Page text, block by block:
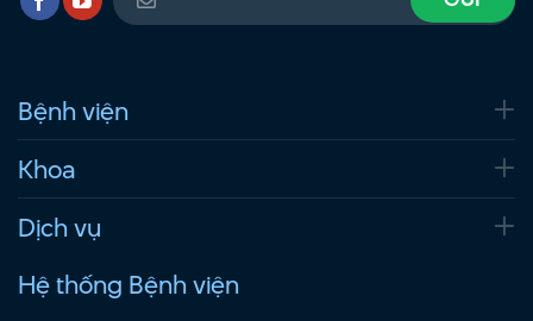
Bệnh viện
Khoa
Dịch vụ
Hệ thống Bệnh viện